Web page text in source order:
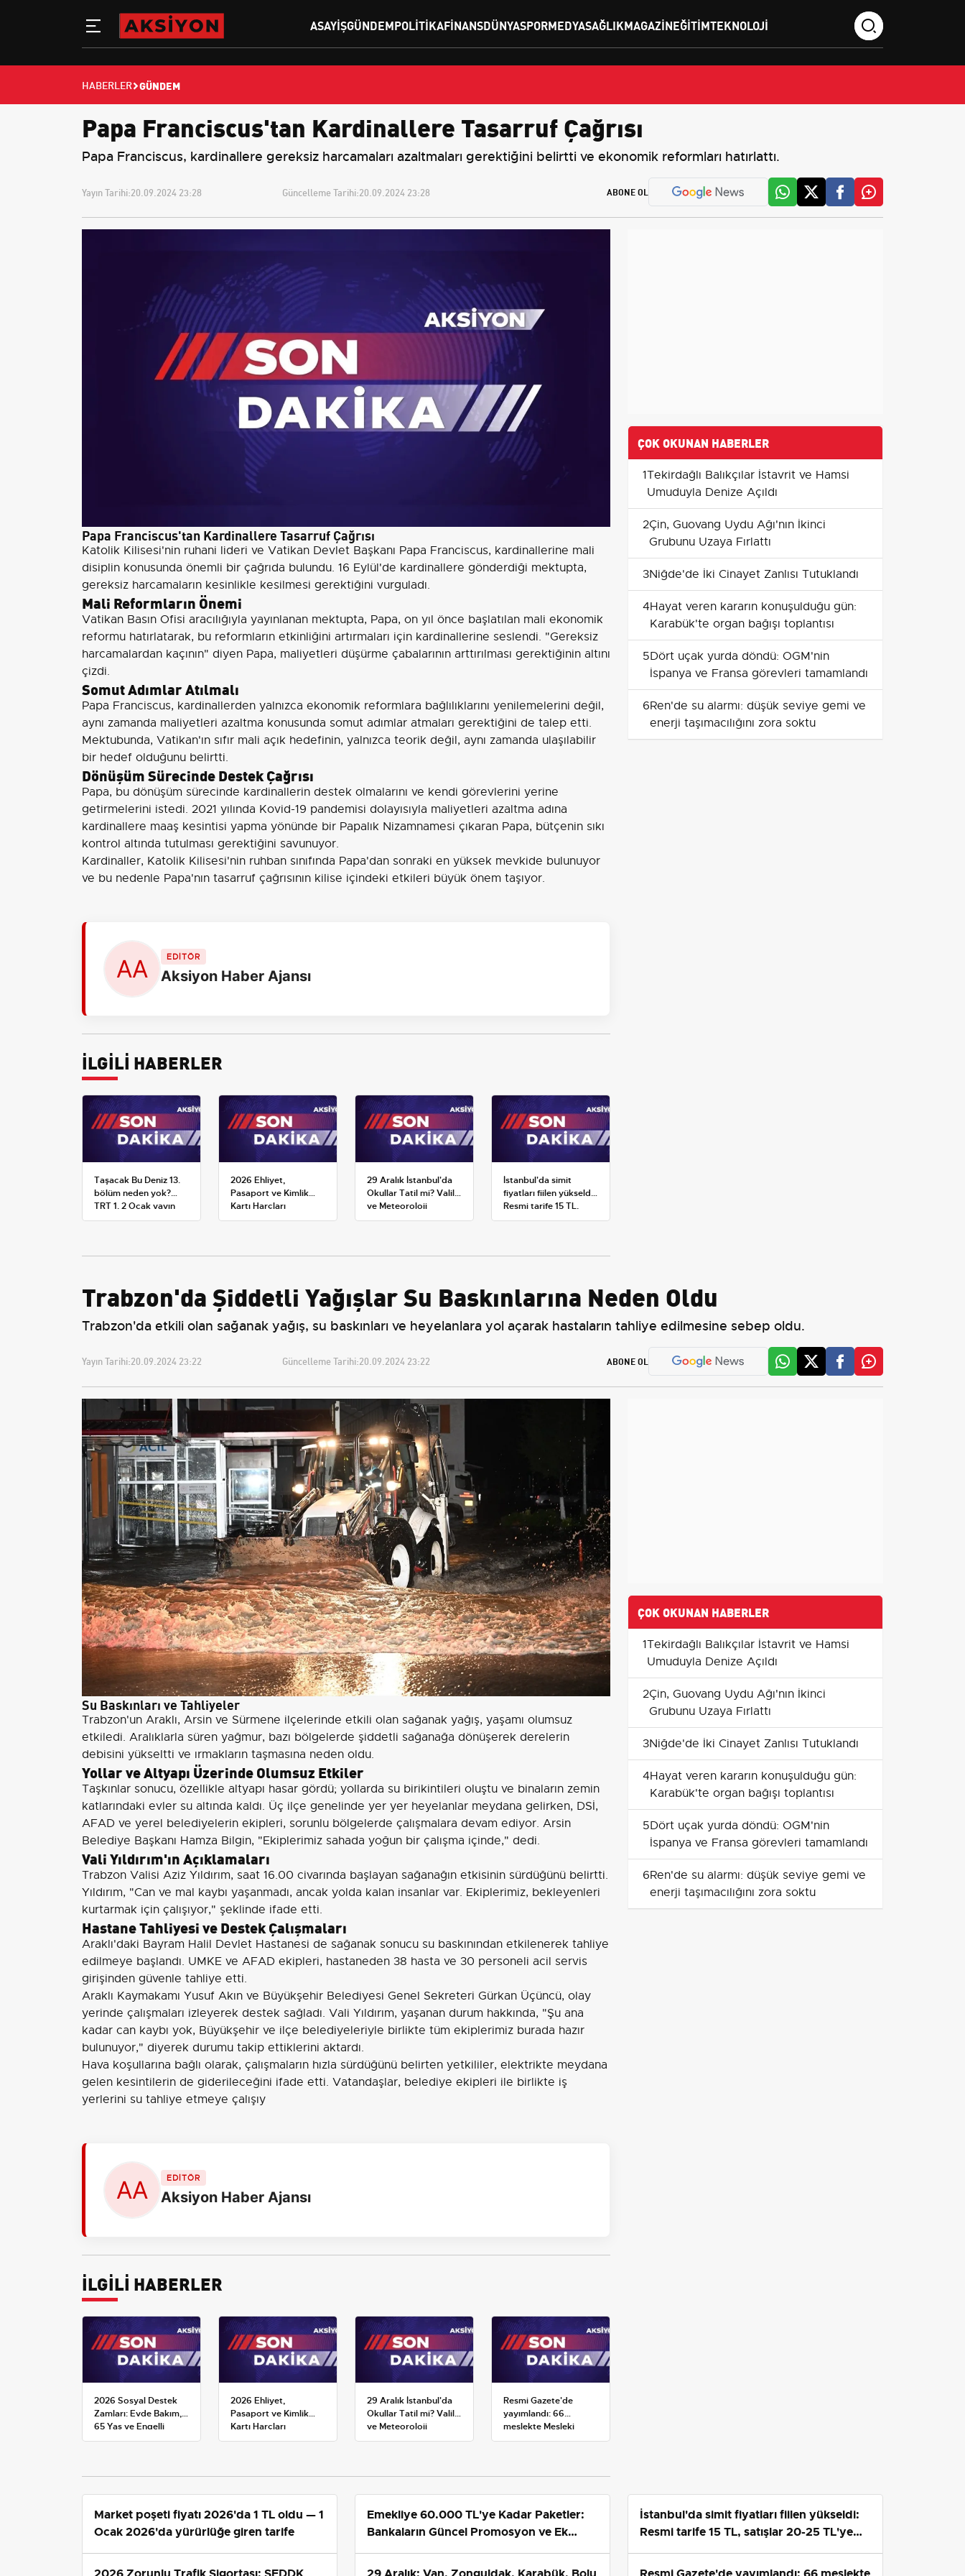
ASAYIŞGÜNDEMPOLITIKAFINANSDÜNYASPORMEDYASAĞLIKMAGAZINEĞITIMTEKNOLOJI
HABERLER GÜNDEM
Papa Franciscus'tan Kardinallere Tasarruf Çağrısı
Papa Franciscus, kardinallere gereksiz harcamaları azaltmaları gerektiğini belirtti ve ekonomik reformları hatırlattı.
Yayın Tarihi:20.09.2024 23:28 Güncelleme Tarihi:20.09.2024 23:28 ABONE OL
Papa Franciscus'tan Kardinallere Tasarruf Çağrısı
Katolik Kilisesi'nin ruhani lideri ve Vatikan Devlet Başkanı Papa Franciscus, kardinallerine mali
disiplin konusunda önemli bir çağrıda bulundu. 16 Eylül'de kardinallere gönderdiği mektupta,
gereksiz harcamaların kesinlikle kesilmesi gerektiğini vurguladı.
Mali Reformların Önemi
Vatikan Basın Ofisi aracılığıyla yayınlanan mektupta, Papa, on yıl önce başlatılan mali ekonomik
reformu hatırlatarak, bu reformların etkinliğini artırmaları için kardinallerine seslendi. "Gereksiz
harcamalardan kaçının" diyen Papa, maliyetleri düşürme çabalarının arttırılması gerektiğinin altını
çizdi.
Somut Adımlar Atılmalı
Papa Franciscus, kardinallerden yalnızca ekonomik reformlara bağlılıklarını yenilemelerini değil,
aynı zamanda maliyetleri azaltma konusunda somut adımlar atmaları gerektiğini de talep etti.
Mektubunda, Vatikan'ın sıfır mali açık hedefinin, yalnızca teorik değil, aynı zamanda ulaşılabilir
bir hedef olduğunu belirtti.
Dönüşüm Sürecinde Destek Çağrısı
Papa, bu dönüşüm sürecinde kardinallerin destek olmalarını ve kendi görevlerini yerine
getirmelerini istedi. 2021 yılında Kovid-19 pandemisi dolayısıyla maliyetleri azaltma adına
kardinallere maaş kesintisi yapma yönünde bir Papalık Nizamnamesi çıkaran Papa, bütçenin sıkı
kontrol altında tutulması gerektiğini savunuyor.
Kardinaller, Katolik Kilisesi'nin ruhban sınıfında Papa'dan sonraki en yüksek mevkide bulunuyor
ve bu nedenle Papa'nın tasarruf çağrısının kilise içindeki etkileri büyük önem taşıyor.
EDİTÖR
Aksiyon Haber Ajansı
İLGİLİ HABERLER
Taşacak Bu Deniz 13.
bölüm neden yok?
TRT 1, 2 Ocak yayın
planını değiştirdi
2026 Ehliyet,
Pasaport ve Kimlik
Kartı Harçları
Resmileşti: Yeni
29 Aralık İstanbul'da
Okullar Tatil mi? Valilik
ve Meteoroloji
Açıklamaları
İstanbul'da simit
fiyatları fiilen yükseldi:
Resmi tarife 15 TL,
satışlar 20-25 TL'ye
ÇOK OKUNAN HABERLER
1Tekirdağlı Balıkçılar İstavrit ve Hamsi
Umuduyla Denize Açıldı
2Çin, Guovang Uydu Ağı'nın İkinci
Grubunu Uzaya Fırlattı
3Niğde'de İki Cinayet Zanlısı Tutuklandı
4Hayat veren kararın konuşulduğu gün:
Karabük'te organ bağışı toplantısı
5Dört uçak yurda döndü: OGM'nin
İspanya ve Fransa görevleri tamamlandı
6Ren'de su alarmı: düşük seviye gemi ve
enerji taşımacılığını zora soktu
Trabzon'da Şiddetli Yağışlar Su Baskınlarına Neden Oldu
Trabzon'da etkili olan sağanak yağış, su baskınları ve heyelanlara yol açarak hastaların tahliye edilmesine sebep oldu.
Yayın Tarihi:20.09.2024 23:22 Güncelleme Tarihi:20.09.2024 23:22 ABONE OL
Su Baskınları ve Tahliyeler
Trabzon'un Araklı, Arsin ve Sürmene ilçelerinde etkili olan sağanak yağış, yaşamı olumsuz
etkiledi. Aralıklarla süren yağmur, bazı bölgelerde şiddetli sağanağa dönüşerek derelerin
debisini yükseltti ve ırmakların taşmasına neden oldu.
Yollar ve Altyapı Üzerinde Olumsuz Etkiler
Taşkınlar sonucu, özellikle altyapı hasar gördü; yollarda su birikintileri oluştu ve binaların zemin
katlarındaki evler su altında kaldı. Üç ilçe genelinde yer yer heyelanlar meydana gelirken, DSİ,
AFAD ve yerel belediyelerin ekipleri, sorunlu bölgelerde çalışmalara devam ediyor. Arsin
Belediye Başkanı Hamza Bilgin, "Ekiplerimiz sahada yoğun bir çalışma içinde," dedi.
Vali Yıldırım'ın Açıklamaları
Trabzon Valisi Aziz Yıldırım, saat 16.00 civarında başlayan sağanağın etkisinin sürdüğünü belirtti.
Yıldırım, "Can ve mal kaybı yaşanmadı, ancak yolda kalan insanlar var. Ekiplerimiz, bekleyenleri
kurtarmak için çalışıyor," şeklinde ifade etti.
Hastane Tahliyesi ve Destek Çalışmaları
Araklı'daki Bayram Halil Devlet Hastanesi de sağanak sonucu su baskınından etkilenerek tahliye
edilmeye başlandı. UMKE ve AFAD ekipleri, hastaneden 38 hasta ve 30 personeli acil servis
girişinden güvenle tahliye etti.
Araklı Kaymakamı Yusuf Akın ve Büyükşehir Belediyesi Genel Sekreteri Gürkan Üçüncü, olay
yerinde çalışmaları izleyerek destek sağladı. Vali Yıldırım, yaşanan durum hakkında, "Şu ana
kadar can kaybı yok, Büyükşehir ve ilçe belediyeleriyle birlikte tüm ekiplerimiz burada hazır
bulunuyor," diyerek durumu takip ettiklerini aktardı.
Hava koşullarına bağlı olarak, çalışmaların hızla sürdüğünü belirten yetkililer, elektrikte meydana
gelen kesintilerin de giderileceğini ifade etti. Vatandaşlar, belediye ekipleri ile birlikte iş
yerlerini su tahliye etmeye çalışıy
EDİTÖR
Aksiyon Haber Ajansı
İLGİLİ HABERLER
2026 Sosyal Destek
Zamları: Evde Bakım,
65 Yaş ve Engelli
Maaşlarında Yeni
2026 Ehliyet,
Pasaport ve Kimlik
Kartı Harçları
Resmileşti: Yeni
29 Aralık İstanbul'da
Okullar Tatil mi? Valilik
ve Meteoroloji
Açıklamaları
Resmi Gazete'de
yayımlandı: 66
meslekte Mesleki
Yeterlilik Belgesi
ÇOK OKUNAN HABERLER
1Tekirdağlı Balıkçılar İstavrit ve Hamsi
Umuduyla Denize Açıldı
2Çin, Guovang Uydu Ağı'nın İkinci
Grubunu Uzaya Fırlattı
3Niğde'de İki Cinayet Zanlısı Tutuklandı
4Hayat veren kararın konuşulduğu gün:
Karabük'te organ bağışı toplantısı
5Dört uçak yurda döndü: OGM'nin
İspanya ve Fransa görevleri tamamlandı
6Ren'de su alarmı: düşük seviye gemi ve
enerji taşımacılığını zora soktu
Market poşeti fiyatı 2026'da 1 TL oldu — 1
Ocak 2026'da yürürlüğe giren tarife
Emekliye 60.000 TL'ye Kadar Paketler:
Bankaların Güncel Promosyon ve Ek
İstanbul'da simit fiyatları fiilen yükseldi:
Resmi tarife 15 TL, satışlar 20-25 TL'ye